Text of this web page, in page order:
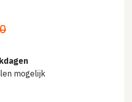
mogelijk